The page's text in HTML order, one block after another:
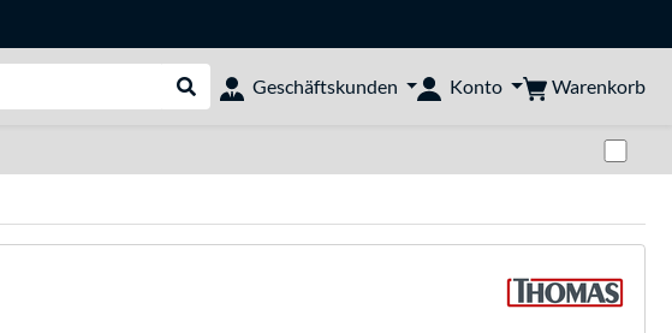
Suche durchführen
Geschäftskunden Konto Warenkorb